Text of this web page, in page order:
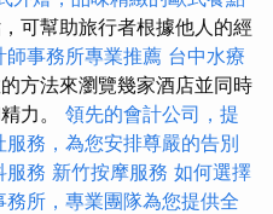
可幫助旅行者根據他人的經
師事務所專業推薦 台中水療
方法來瀏覽幾家酒店並同時
力。 領先的會計公司，提
服務，為您安排尊嚴的告別
服務 新竹按摩服務 如何選擇
務所，專業團隊為您提供全